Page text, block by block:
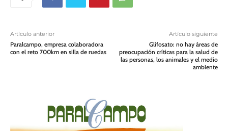
Artículo anterior
Paralcampo, empresa colaboradora
con el reto 700km en silla de ruedas
Artículo siguiente
Glifosato: no hay áreas de
preocupación críticas para la salud de
las personas, los animales y el medio
ambiente